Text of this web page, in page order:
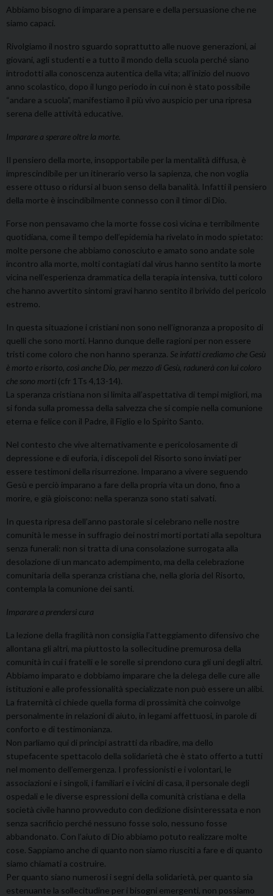
Abbiamo bisogno di imparare a pensare e della persuasione che ne
siamo capaci.
Rivolgiamo il nostro sguardo soprattutto alle nuove generazioni, ai
giovani, agli studenti e a tutto il mondo della scuola perché siano
introdotti alla conoscenza autentica della vita; all’inizio del nuovo
anno scolastico, dopo il lungo periodo in cui non è stato possibile
“andare a scuola”, manifestiamo il più vivo auspicio per una ripresa
serena delle attività educative.
Imparare a sperare oltre la morte.
Il pensiero della morte, insopportabile per la mentalità diffusa, è
imprescindibile per un itinerario verso la sapienza, che non voglia
essere ottuso o ridursi al buon senso della banalità. Infatti il pensiero
della morte è inscindibilmente connesso con il timor di Dio.
Forse non pensavamo che la morte fosse così vicina e terribilmente
quotidiana, come il tempo dell’epidemia ha rivelato in modo spietato:
molte persone che abbiamo conosciuto e amato sono andate sole
incontro alla morte, molti contagiati dal virus hanno sentito la morte
vicina nell’esperienza drammatica della terapia intensiva, tutti coloro
che hanno avvertito sintomi gravi hanno sentito il brivido del pericolo
estremo.
In questa situazione i cristiani non sono nell’ignoranza a proposito di
quelli che sono morti. Hanno dunque delle ragioni per non essere
tristi come coloro che non hanno speranza. Se infatti crediamo che Gesù
è morto e risorto, così anche Dio, per mezzo di Gesù, radunerà con lui coloro
che sono morti (cfr 1Ts 4,13-14).
La speranza cristiana non si limita all’aspettativa di tempi migliori, ma
si fonda sulla promessa della salvezza che si compie nella comunione
eterna e felice con il Padre, il Figlio e lo Spirito Santo.
Nel contesto che vive alternativamente e pericolosamente di
depressione e di euforia, i discepoli del Risorto sono inviati per
essere testimoni della risurrezione. Imparano a vivere seguendo
Gesù e perciò imparano a fare della propria vita un dono, fino a
morire, e già gioiscono: nella speranza sono stati salvati.
In questa ripresa dell’anno pastorale si celebrano nelle nostre
comunità le messe in suffragio dei nostri morti portati alla sepoltura
senza funerali: non si tratta di una consolazione surrogata alla
desolazione di un mancato adempimento, ma della celebrazione
comunitaria della speranza cristiana che, nella gloria del Risorto,
contempla la comunione dei santi.
Imparare a prendersi cura
La lezione della fragilità non consiglia l’atteggiamento difensivo che
allontana gli altri, ma piuttosto la sollecitudine premurosa della
comunità in cui i fratelli e le sorelle si prendono cura gli uni degli altri.
Abbiamo imparato e dobbiamo imparare che la delega delle cure alle
istituzioni e alle professionalità specializzate non può essere un alibi.
La fraternità ci chiede quella forma di prossimità che coinvolge
personalmente in relazioni di aiuto, in legami affettuosi, in parole di
conforto e di testimonianza.
Non parliamo qui di principi astratti da ribadire, ma dello
stupefacente spettacolo della solidarietà che è stato offerto a tutti
nel momento dell’emergenza. I professionisti e i volontari, le
associazioni e i singoli, i familiari e i vicini di casa, il personale degli
ospedali e le diverse espressioni della comunità cristiana e della
società civile hanno provveduto con dedizione disinteressata e non
senza sacrificio perché nessuno fosse solo, nessuno fosse
abbandonato. Con l’aiuto di Dio abbiamo potuto realizzare molte
cose. Sappiamo anche di quanto non siamo riusciti a fare e di quanto
siamo chiamati a costruire.
Per quanto siano numerosi i segni della solidarietà, per quanto sia
estenuante la sollecitudine per i bisogni emergenti, non possiamo